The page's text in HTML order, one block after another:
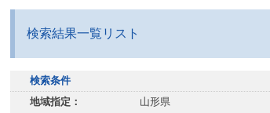
検索結果一覧リスト
検索条件
地域指定：
山形県